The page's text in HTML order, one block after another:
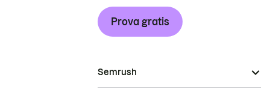
Prova gratis
Semrush